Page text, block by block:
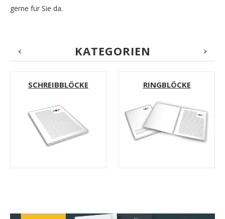
gerne für Sie da.
KATEGORIEN
SCHREIBBLÖCKE RINGBLÖCKE